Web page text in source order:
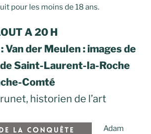
pour les moins de 18 ans.
A 20 H
Van der Meulen : images de
Saint-Laurent-la-Roche
Comté
historien de l’art
Adam